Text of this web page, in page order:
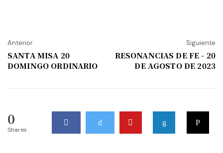
Anterior
SANTA MISA 20
DOMINGO ORDINARIO
Siguiente
RESONANCIAS DE FE - 20
DE AGOSTO DE 2023
0
Shares